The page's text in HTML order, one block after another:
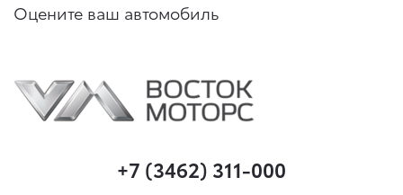
Оцените ваш автомобиль
+7 (3462) 311-000